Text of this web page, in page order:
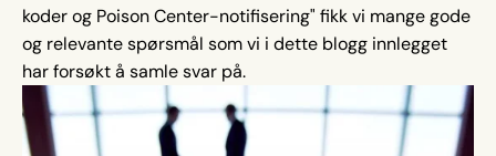
koder og Poison Center-notifisering" fikk vi mange gode
og relevante spørsmål som vi i dette blogg innlegget
har forsøkt å samle svar på.